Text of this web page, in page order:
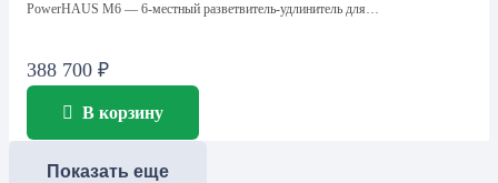
PowerHAUS M6 — 6-местный разветвитель-удлинитель для…
388 700 ₽
В корзину
Показать еще